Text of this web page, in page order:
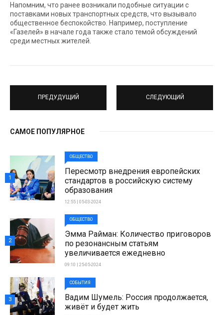
Напомним, что ранее возникали подобные ситуации с
поставками новых транспортных средств, что вызывало
общественное беспокойство. Например, поступление
«Газелей» в начале года также стало темой обсуждений
среди местных жителей.
ПРЕДУДУЩИЙ СЛЕДУЮЩИЙ
САМОЕ ПОПУЛЯРНОЕ
ОБЩЕСТВО
Пересмотр внедрения европейских
стандартов в российскую систему
образования
12:55 | 05-03-2024
1
ОБЩЕСТВО
Эмма Райман: Количество приговоров
по резонансным статьям
увеличивается ежедневно
09:10 | 25-05-2024
2
СОБЫТИЯ
Вадим Шумель: Россия продолжается,
живёт и будет жить
3